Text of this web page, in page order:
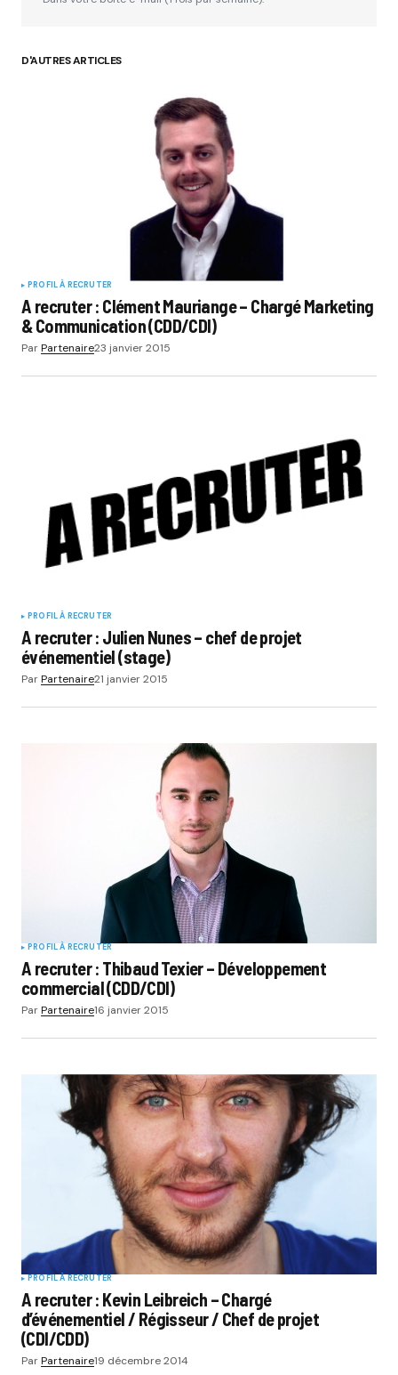
Submit Comment
D'AUTRES ARTICLES
PROFIL À RECRUTER
A recruter : Clément Mauriange – Chargé Marketing
& Communication (CDD/CDI)
ParPartenaire23 janvier 2015
PROFIL À RECRUTER
A recruter : Julien Nunes – chef de projet
événementiel (stage)
ParPartenaire21 janvier 2015
PROFIL À RECRUTER
A recruter : Thibaud Texier – Développement
commercial (CDD/CDI)
ParPartenaire16 janvier 2015
PROFIL À RECRUTER
A recruter : Kevin Leibreich – Chargé
d’événementiel / Régisseur / Chef de projet
(CDI/CDD)
ParPartenaire19 décembre 2014